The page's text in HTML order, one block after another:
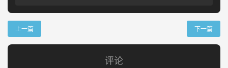
上一篇 下一篇
评论